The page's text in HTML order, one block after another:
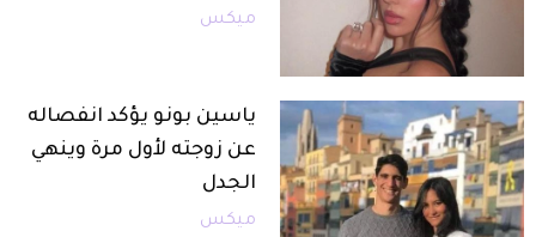
ميكس
ياسين بونو يؤكد انفصاله
عن زوجته لأول مرة وينهي
الجدل
ميكس